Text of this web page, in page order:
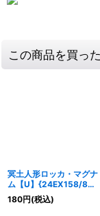
この商品を買っ
冥土人形ロッカ・マグナ
ム【U】{24EX158/89}
《闇》
180円(税込)